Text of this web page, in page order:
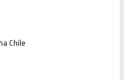
Chile